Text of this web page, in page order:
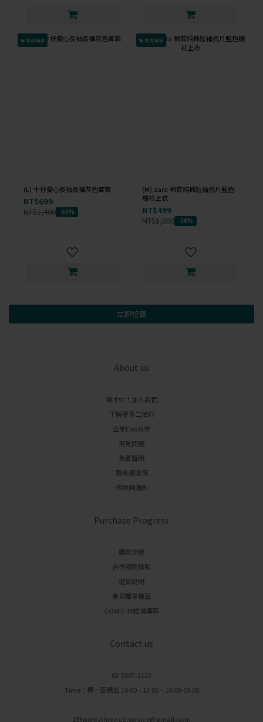
會員獨享
(L) 牛仔愛心長袖長褲灰色套裝
NT$699
NT$1,400 -50%
會員獨享
(M) zara 棉質純棉短袖亮片藍色
襯衫上衣
NT$499
NT$1,000 -50%
立即挖寶
About us
徵才中！加入我們
了解更多二拾衫
企業ESG合作
常見問題
免責聲明
隱私權政策
條款與細則
Purchase Progress
購買流程
合作服務條款
退貨說明
會員獨享權益
COVID-19疫情專區
Contact us
02-2507-2123
Time：週一至週五 10:00 - 13:00、14:00-19:00
23twentythree.co.service@gmail.com